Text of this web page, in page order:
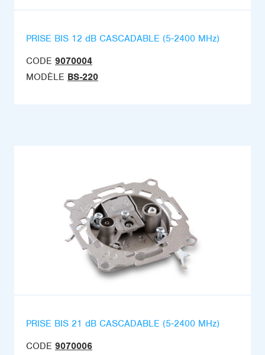
PRISE BIS 12 dB CASCADABLE (5-2400 MHz)
CODE 9070004
MODÈLE BS-220
PRISE BIS 21 dB CASCADABLE (5-2400 MHz)
CODE 9070006